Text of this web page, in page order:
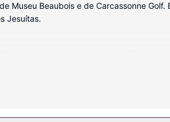
Museu Beaubois e de Carcassonne
Jesuítas.
uma vez por estadia e poderá ainda